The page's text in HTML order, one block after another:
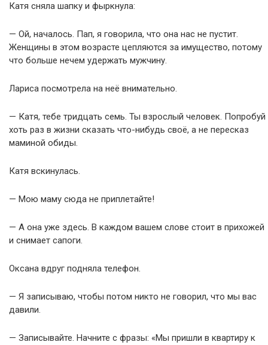
Катя сняла шапку и фыркнула:
— Ой, началось. Пап, я говорила, что она нас не пустит.
Женщины в этом возрасте цепляются за имущество, потому
что больше нечем удержать мужчину.
Лариса посмотрела на неё внимательно.
— Катя, тебе тридцать семь. Ты взрослый человек. Попробуй
хоть раз в жизни сказать что-нибудь своё, а не пересказ
маминой обиды.
Катя вскинулась.
— Мою маму сюда не приплетайте!
— А она уже здесь. В каждом вашем слове стоит в прихожей
и снимает сапоги.
Оксана вдруг подняла телефон.
— Я записываю, чтобы потом никто не говорил, что мы вас
давили.
— Записывайте. Начните с фразы: «Мы пришли в квартиру к